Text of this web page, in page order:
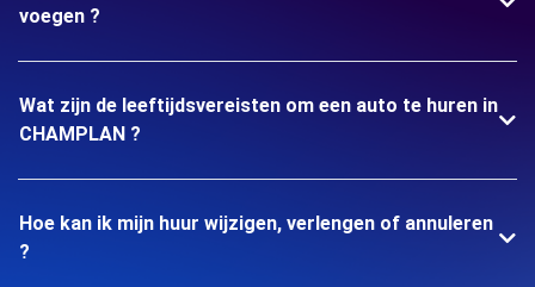
voegen ?
Wat zijn de leeftijdsvereisten om een auto te huren in
CHAMPLAN ?
Hoe kan ik mijn huur wijzigen, verlengen of annuleren
?